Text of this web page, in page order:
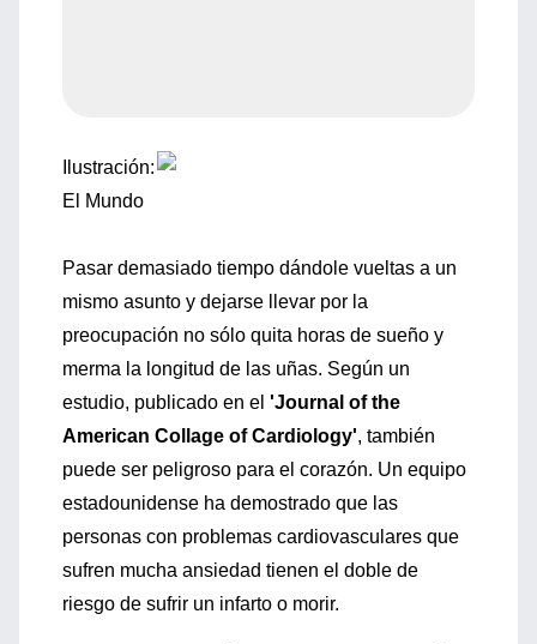
Ilustración:
El Mundo
Pasar demasiado tiempo dándole vueltas a un
mismo asunto y dejarse llevar por la
preocupación no sólo quita horas de sueño y
merma la longitud de las uñas. Según un
estudio, publicado en el 'Journal of the
American Collage of Cardiology', también
puede ser peligroso para el corazón. Un equipo
estadounidense ha demostrado que las
personas con problemas cardiovasculares que
sufren mucha ansiedad tienen el doble de
riesgo de sufrir un infarto o morir.